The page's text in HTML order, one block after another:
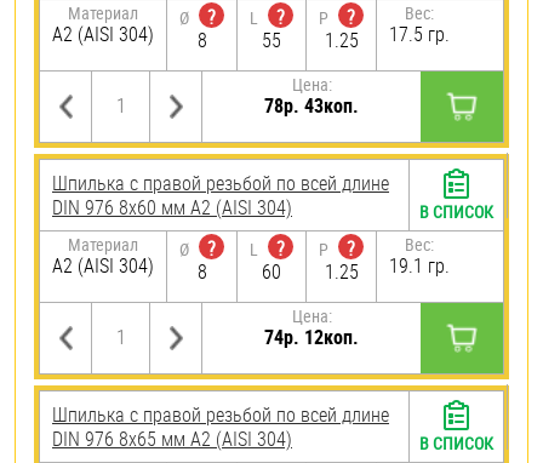
Материал
А2 (AISI 304)
Ø
?
8
L
?
55
P
?
1.25
Вес:
17.5 гр.
Цена:
78р. 43коп.
Шпилька с правой резьбой по всей длине
DIN 976 8х60 мм А2 (AISI 304)
Материал
А2 (AISI 304)
Ø
?
8
L
?
60
P
?
1.25
Вес:
19.1 гр.
Цена:
74р. 12коп.
В СПИСОК
Шпилька с правой резьбой по всей длине
DIN 976 8х65 мм А2 (AISI 304)
В СПИСОК